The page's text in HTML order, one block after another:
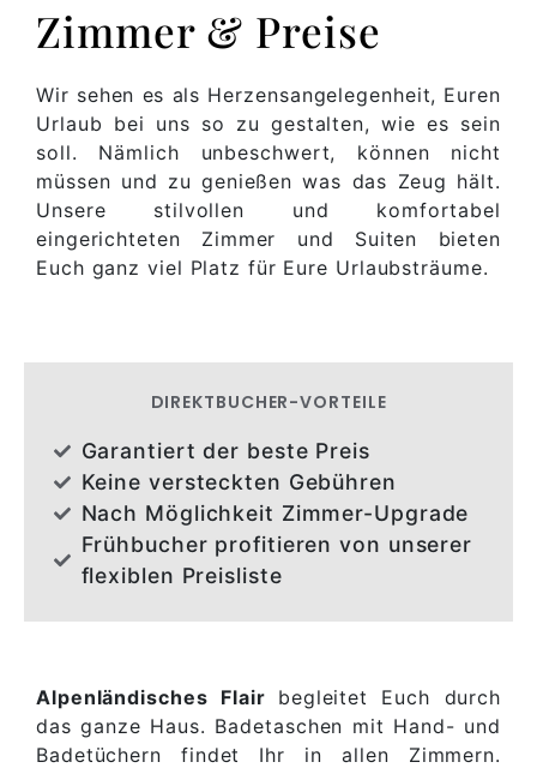
Zimmer & Preise
Wir sehen es als Herzensangelegenheit, Euren
Urlaub bei uns so zu gestalten, wie es sein
soll. Nämlich unbeschwert, können nicht
müssen und zu genießen was das Zeug hält.
Unsere stilvollen und komfortabel
eingerichteten Zimmer und Suiten bieten
Euch ganz viel Platz für Eure Urlaubsträume.
DIREKTBUCHER-VORTEILE
Garantiert der beste Preis
Keine versteckten Gebühren
Nach Möglichkeit Zimmer-Upgrade
Frühbucher profitieren von unserer
flexiblen Preisliste
Alpenländisches Flair begleitet Euch durch
das ganze Haus. Badetaschen mit Hand- und
Badetüchern findet Ihr in allen Zimmern.